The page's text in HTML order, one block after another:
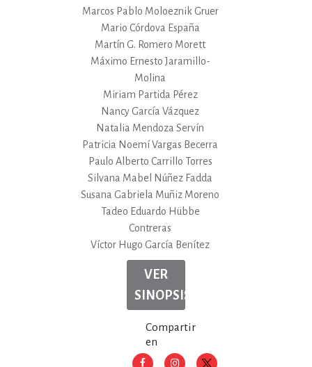
Marcos Pablo Moloeznik Gruer
Mario Córdova España
Martín G. Romero Morett
Máximo Ernesto Jaramillo-
Molina
Miriam Partida Pérez
Nancy García Vázquez
Natalia Mendoza Servín
Patricia Noemí Vargas Becerra
Paulo Alberto Carrillo Torres
Silvana Mabel Núñez Fadda
Susana Gabriela Muñiz Moreno
Tadeo Eduardo Hübbe
Contreras
Víctor Hugo García Benítez
VER
SINOPSIS
Compartir
en